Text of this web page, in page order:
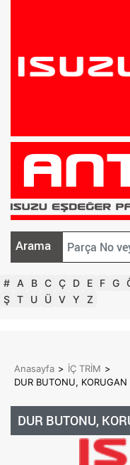
Arama
# A B C Ç D E F G
Ş T U Ü V Y Z
Anasayfa > İÇ TRİM >
DUR BUTONU,
DUR BUTONU,